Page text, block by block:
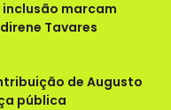
marcam
Tavares
de Augusto
pública